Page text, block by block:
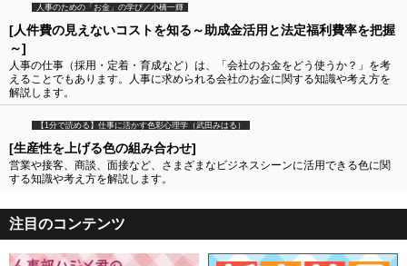
人事のための「お金」の学び／小橋一輝
[人件費の見えないコストを知る～助成金活用と法定福利費率を把握
～]
人事の仕事（採用・定着・育成など）は、「会社のお金をどう使うか？」を考
えることでもあります。人事に求められる会社のお金に関する知識や考え方を
解説します。
【1分で読める】仕事に活かす色彩心理学（武田みはる）
[生産性を上げる色の組み合わせ]
営業や接客、商談、面接など、さまざまなビジネスシーンに活用できる色に関
する知識や考え方を解説します。
注目のコンテンツ